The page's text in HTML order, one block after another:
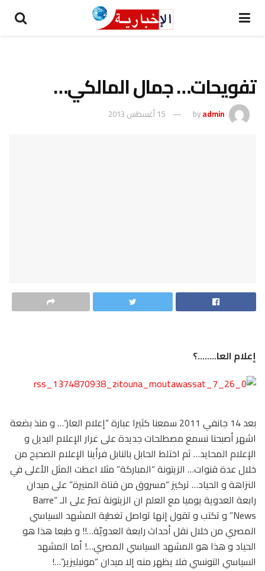
تفويحات… جمال المالكي…
byadmin 15 أغسطس 2013
إعلام العا……..؟
بعد 14 جانفي 2011 سمعنا كثيرا عبارة “إعلام العار”… و منذ بضعة
اشهر أصبحنا نسمع مصطلحات جديدة على غرار الإعلام البديل و
الإعلام المحايد… ثم اختلط الحابل بالنابل فرأينا الإعلام الصحيح من
خلال عدة قنوات… الزيتونة “المباركة” مثلا اعطت المثل الأعلى في
النزاهة و الحياد… تركيز “مسروق من قناة المنيرة” على ميدان
رابعة العدوية يوميا مع العلم ان الزيتونة تصرّ على الـ “Barre
News” و تكتب و تقول إنها تواصل تغطية المشهد السياسي
المصري من خلال نقل أحداث رابعة العدويّة…!! و طبعا هذا هو
الحياد و هذا هو المشهد السياسي المصري…! أما المشهد
السياسي التونسي فلا يظهر منه إلا ميدان “مونبليزير”…!